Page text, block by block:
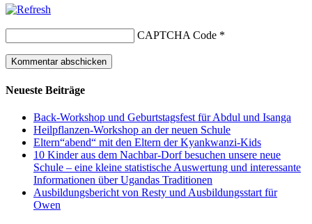
CAPTCHA Code *
Neueste Beiträge
Back-Workshop und Geburtstagsfest für Abdul und Isanga
Heilpflanzen-Workshop an der neuen Schule
Eltern“abend“ mit den Eltern der Kyankwanzi-Kids
10 Kinder aus dem Nachbar-Dorf besuchen unsere neue
Schule – eine kleine statistische Auswertung und interessante
Informationen über Ugandas Traditionen
Ausbildungsbericht von Resty und Ausbildungsstart für
Owen